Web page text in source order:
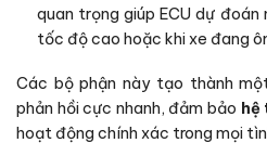
quan trọng giúp ECU dự
tốc độ cao hoặc khi xe đang
Các bộ phận này tạo thành
phản hồi cực nhanh, đảm bảo hệ
hoạt động chính xác trong mọi